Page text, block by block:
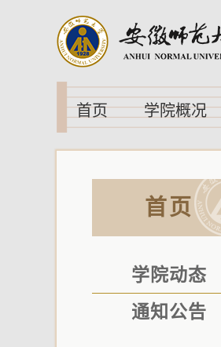
首页 学院概况
首页
学院动态
通知公告